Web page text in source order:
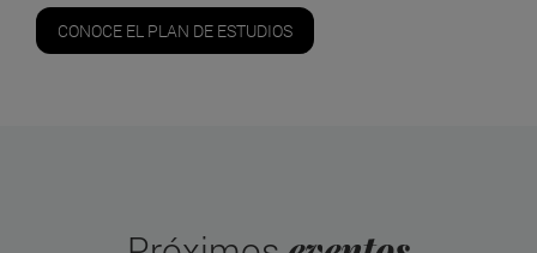
CONOCE EL PLAN DE ESTUDIOS